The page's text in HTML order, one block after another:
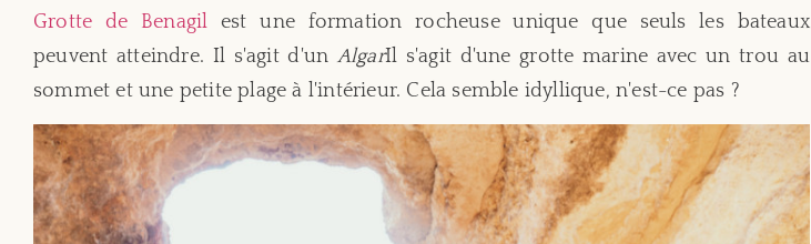
Grotte de Benagil est une formation rocheuse unique que seuls les bateaux
peuvent atteindre. Il s'agit d'un AlgarIl s'agit d'une grotte marine avec un trou au
sommet et une petite plage à l'intérieur. Cela semble idyllique, n'est-ce pas ?